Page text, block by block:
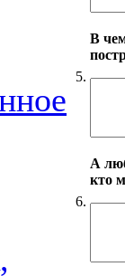
5.
В
6.
А
кто